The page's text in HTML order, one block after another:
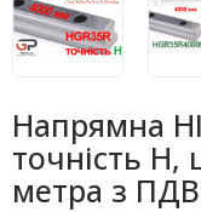
Напрямна
точність H,
метра з ПДВ